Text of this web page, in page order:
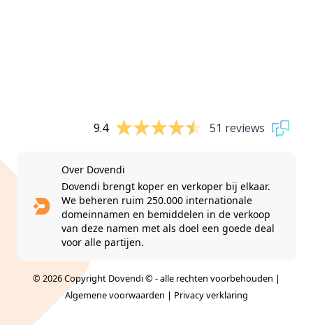
9.4 51 reviews
Over Dovendi
Dovendi brengt koper en verkoper bij elkaar.
We beheren ruim 250.000 internationale
domeinnamen en bemiddelen in de verkoop
van deze namen met als doel een goede deal
voor alle partijen.
© 2026 Copyright Dovendi © - alle rechten voorbehouden |
Algemene voorwaarden | Privacy verklaring